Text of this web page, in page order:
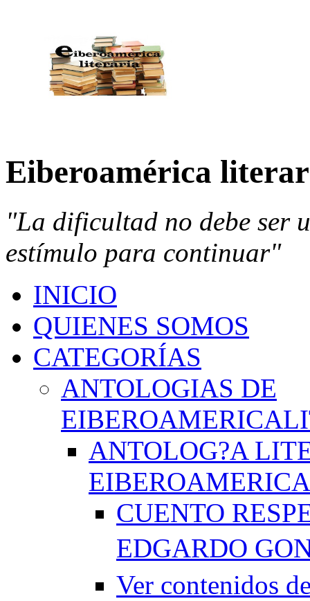
Eiberoamérica
"La dificultad no debe ser
estímulo para continuar"
INICIO
QUIENES SOMOS
CATEGORÍAS
ANTOLOGIAS DE
ANTOLOG?A
CUENTO
EDGARDO
Ver contenidos